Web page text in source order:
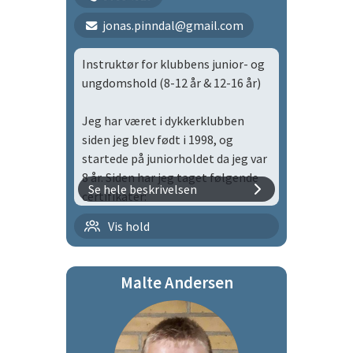
TDI Advanced Trimix Diver
IART Inspiration Diver Level I
UTD Overhead Protocols
SSI Master Diver
IANTD EANx Gas Blender
Technician
Instruktørtræner ved Dansk
Sportsdykker Forbund siden 1995
Kursusleder ved Dansk
jonas.pinndal@gmail.com
Instruktør for klubbens junior- og
ungdomshold (8-12 år & 12-16 år)
Jeg har været i dykkerklubben
siden jeg blev født i 1998, og
startede på juniorholdet da jeg var
8 år. Siden har jeg taget følgende
certifikater:
CMAS Snorkeldykker
CMAS**
Snorkeldykkerinstruktør
CMAS* Flaskedykker
Udover at være instruktør er jeg
valgt til bestyrelsen i Herlev
Se hele beskrivelsen
Vis hold
Familietid
Mandagstræning
Onsdagstræning
Tirsdagstræning
Malte Andersen